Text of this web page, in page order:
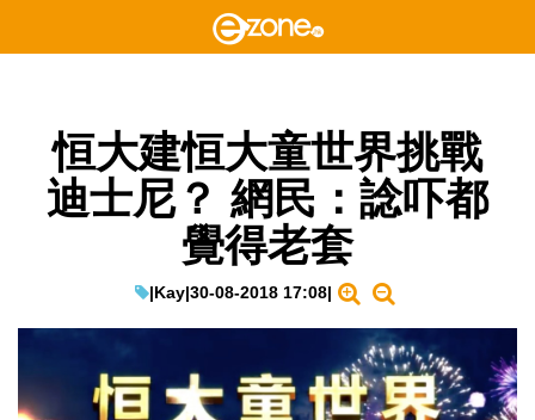
恒大建恒大童世界挑戰
迪士尼？ 網民：諗吓都
覺得老套
|Kay|30-08-2018 17:08|